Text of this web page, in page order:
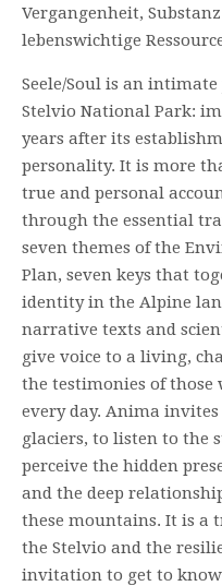
Vergangenheit,
lebenswichtige
Seele/Soul is an
Stelvio National Park:
years after its
personality. It is more
true and personal
through the essential
seven themes of the
Plan, seven keys that
identity in the Alpine
narrative texts and
give voice to a living,
the testimonies of
every day. Anima
glaciers, to listen to the
perceive the hidden
and the deep
these mountains. It is a
the Stelvio and the
invitation to get to